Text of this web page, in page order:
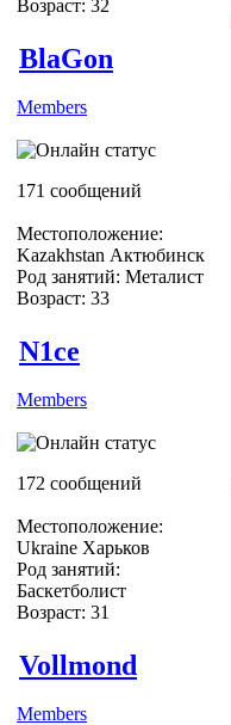
Возраст: 32
BlaGon
Members
171 сообщений
Местоположение:
Kazakhstan Актюбинск
Род занятий: Металист
Возраст: 33
N1ce
Members
172 сообщений
Местоположение:
Ukraine Харьков
Род занятий:
Баскетболист
Возраст: 31
Vollmond
Members